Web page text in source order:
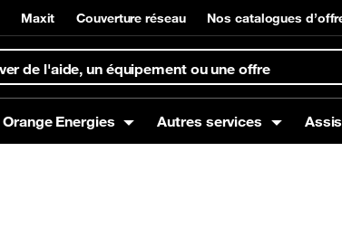
Maxit Couverture réseau Nos catalogues
Orange Energies Autres services